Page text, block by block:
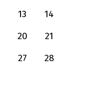
13
14
20
21
27
28